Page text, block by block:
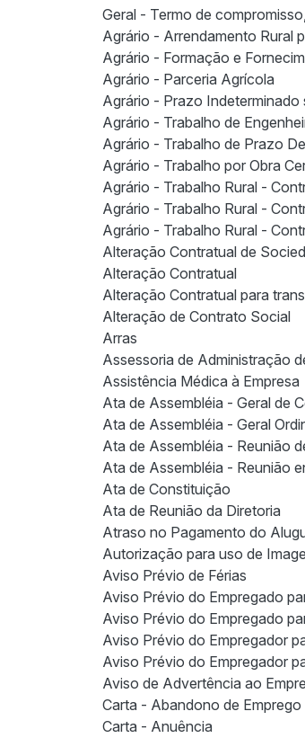
Geral - Termo de
Agrário - Arrendamento Rural
Agrário - Formação e
Agrário - Parceria Agrícola
Agrário - Prazo
Agrário - Trabalho de
Agrário - Trabalho de Prazo
Agrário - Trabalho por Obra
Agrário - Trabalho Rural -
Agrário - Trabalho Rural -
Agrário - Trabalho Rural -
Alteração Contratual de
Alteração Contratual
Alteração Contratual para
Alteração de Contrato Social
Arras
Assessoria de Administração
Assistência Médica à Empresa
Ata de Assembléia - Geral de
Ata de Assembléia - Geral
Ata de Assembléia - Reunião
Ata de Assembléia - Reunião
Ata de Constituição
Ata de Reunião da Diretoria
Atraso no Pagamento do
Autorização para uso de
Aviso Prévio de Férias
Aviso Prévio do Empregado
Aviso Prévio do Empregado
Aviso Prévio do Empregador
Aviso Prévio do Empregador
Aviso de Advertência ao
Carta - Abandono de Emprego
Carta - Anuência